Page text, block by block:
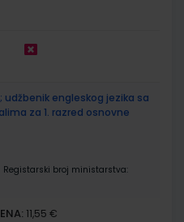
udžbenik engleskog jezika sa
za 1. razred osnovne
Registarski broj ministarstva:
11,55 €